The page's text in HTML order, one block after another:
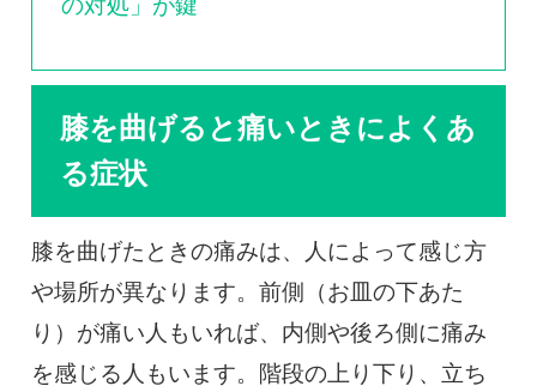
の対処」が鍵
膝を曲げると痛いときによくあ
る症状
膝を曲げたときの痛みは、人によって感じ方
や場所が異なります。前側（お皿の下あた
り）が痛い人もいれば、内側や後ろ側に痛み
を感じる人もいます。階段の上り下り、立ち